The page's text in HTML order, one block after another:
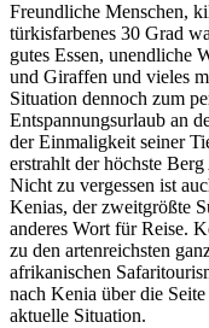
Freundliche Menschen,
türkisfarbenes 30 Grad
gutes Essen, unendliche
und Giraffen und vieles
Situation dennoch zum
Entspannungsurlaub an
der Einmaligkeit seiner
erstrahlt der höchste
Nicht zu vergessen ist
Kenias, der zweitgrößte
anderes Wort für Reise.
zu den artenreichsten
afrikanischen
nach Kenia über die Seite
aktuelle Situation.